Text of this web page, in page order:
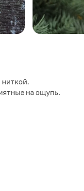
на ощупь.